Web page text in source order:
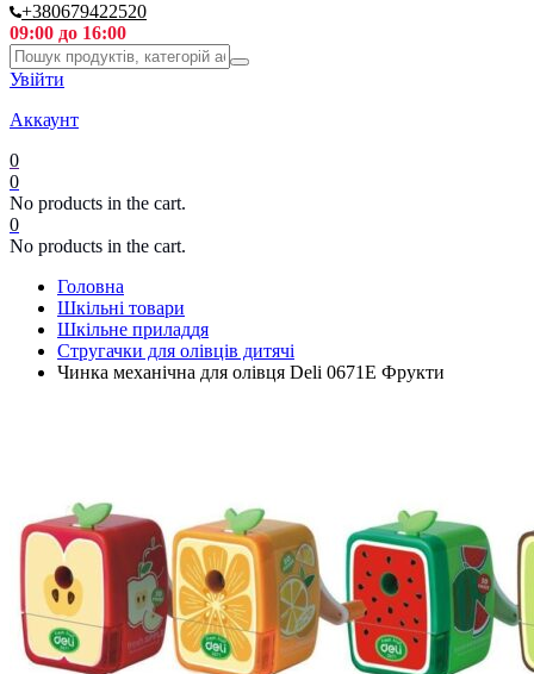
+380679422520
09:00 до 16:00
Увійти
Аккаунт
0
0
No products in the cart.
0
No products in the cart.
Головна
Шкільні товари
Шкільне приладдя
Стругачки для олівців дитячі
Чинка механічна для олівця Deli 0671Е Фрукти